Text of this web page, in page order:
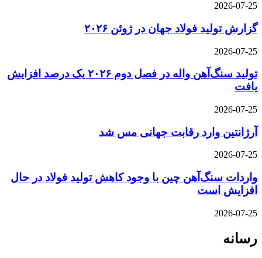
2026-07-25
گزارش تولید فولاد جهان در ژوئن ۲۰۲۶
2026-07-25
تولید سنگ‌آهن واله در فصل دوم ۲۰۲۶ یک درصد افزایش
یافت
2026-07-25
آرژانتین وارد رقابت جهانی مس شد
2026-07-25
واردات سنگ‌آهن چین با وجود کاهش تولید فولاد در حال
افزایش است
2026-07-25
رسانه